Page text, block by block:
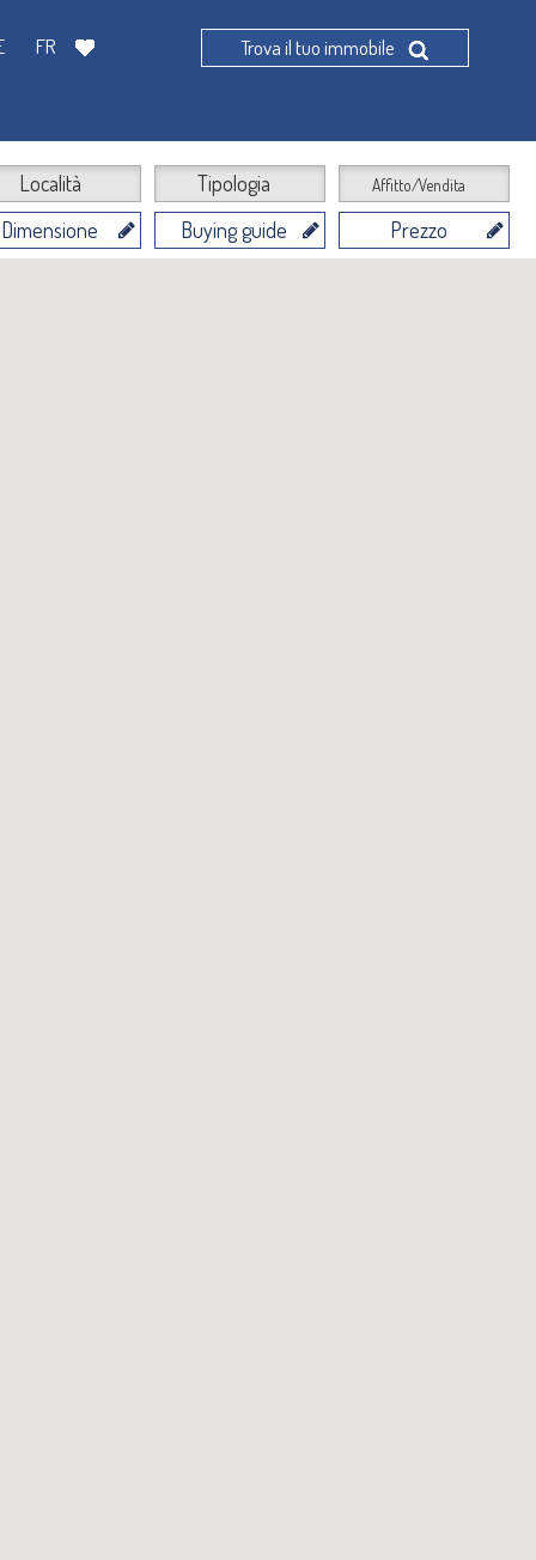
Località Tipologia Affitto/Vendita
Dimensione Buying guide Prezzo
FR Trova il tuo immobile